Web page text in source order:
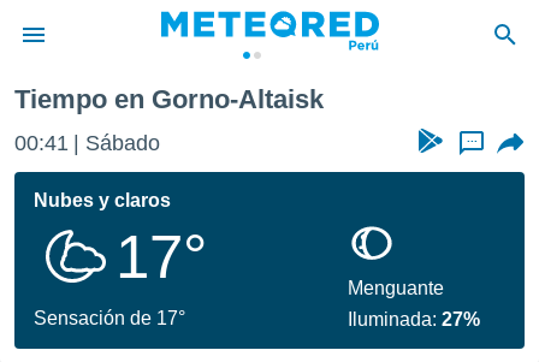
de
ha sido
calidad.
a este
las
Tiempo en Gorno-Altaisk
00:41 Sábado ...
Nubes y claros
17°
Sensación de 17°
Menguante
Iluminada:27%